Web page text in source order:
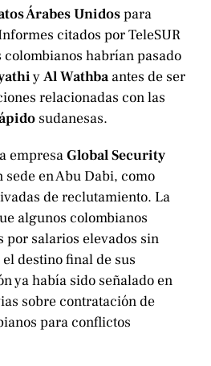
Árabes Unidospara
citados por TeleSUR
habrían pasado
yAl Wathba antes de ser
relacionadas con las
sudanesas.
empresaGlobal Security
sede en Abu Dabi, como
de reclutamiento. La
algunos colombianos
por salarios elevados sin
destino final de sus
ya había sido señalado en
sobre contratación de
para conflictos